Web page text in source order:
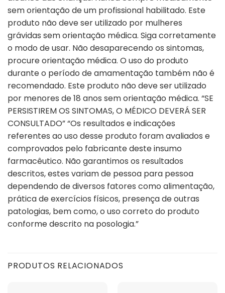
sem orientação de um profissional habilitado. Este
produto não deve ser utilizado por mulheres
grávidas sem orientação médica. Siga corretamente
o modo de usar. Não desaparecendo os sintomas,
procure orientação médica. O uso do produto
durante o período de amamentação também não é
recomendado. Este produto não deve ser utilizado
por menores de 18 anos sem orientação médica. “SE
PERSISTIREM OS SINTOMAS, O MÉDICO DEVERÁ SER
CONSULTADO” “Os resultados e indicações
referentes ao uso desse produto foram avaliados e
comprovados pelo fabricante deste insumo
farmacêutico. Não garantimos os resultados
descritos, estes variam de pessoa para pessoa
dependendo de diversos fatores como alimentação,
prática de exercícios físicos, presença de outras
patologias, bem como, o uso correto do produto
conforme descrito na posologia.”
PRODUTOS RELACIONADOS